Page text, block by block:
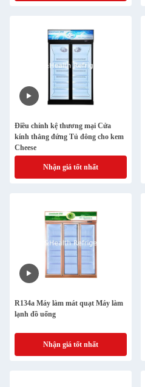
Điều chỉnh kệ thương mại Cửa
kính thẳng đứng Tủ đông cho kem
Cheese
Nhận giá tốt nhất
R134a Máy làm mát quạt Máy làm
lạnh đồ uống
Nhận giá tốt nhất